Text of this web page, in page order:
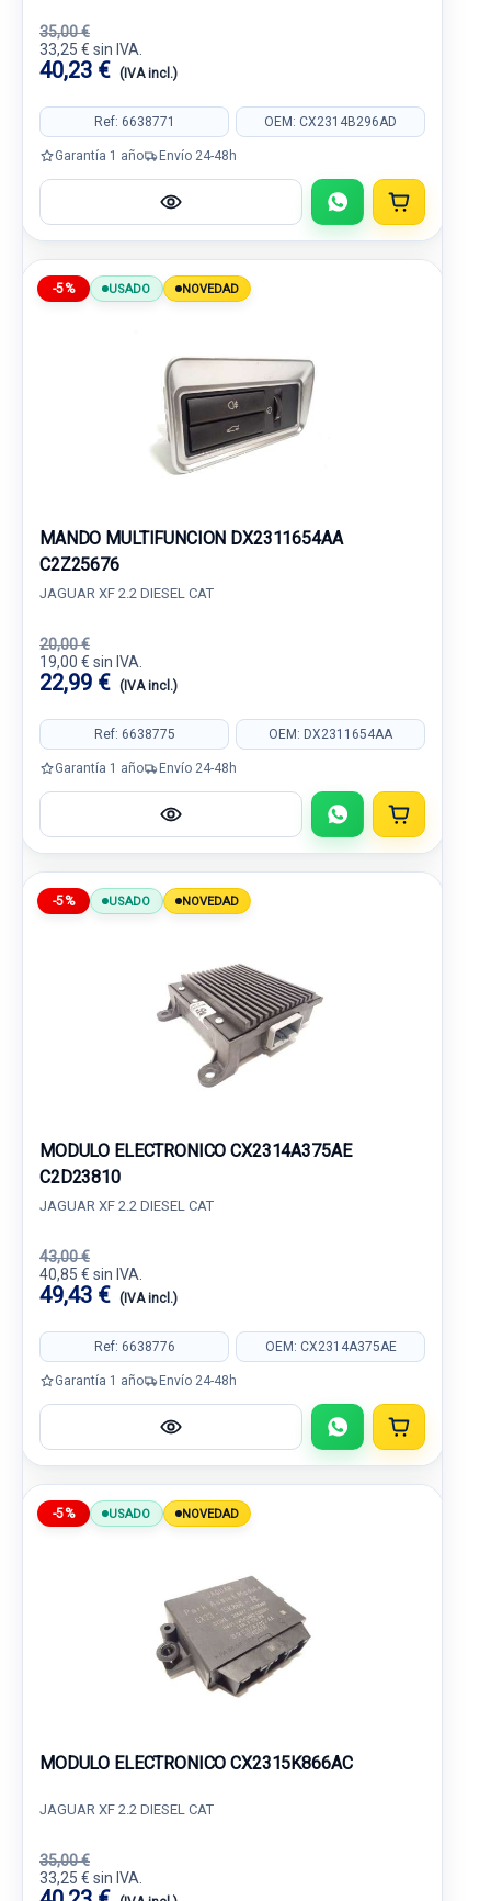
35,00 €
33,25 € sin IVA.
40,23 € (IVA incl.)
Ref: 6638771 OEM: CX2314B296AD
Garantía 1 año Envío 24-48h
-5% USADO NOVEDAD
MANDO MULTIFUNCION DX2311654AA
C2Z25676
JAGUAR XF 2.2 DIESEL CAT
20,00 €
19,00 € sin IVA.
22,99 € (IVA incl.)
Ref: 6638775 OEM: DX2311654AA
Garantía 1 año Envío 24-48h
-5% USADO NOVEDAD
MODULO ELECTRONICO CX2314A375AE
C2D23810
JAGUAR XF 2.2 DIESEL CAT
43,00 €
40,85 € sin IVA.
49,43 € (IVA incl.)
Ref: 6638776 OEM: CX2314A375AE
Garantía 1 año Envío 24-48h
-5% USADO NOVEDAD
MODULO ELECTRONICO CX2315K866AC
JAGUAR XF 2.2 DIESEL CAT
35,00 €
33,25 € sin IVA.